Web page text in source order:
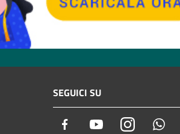
SEGUICI SU
Facebook YoutubeInstagram